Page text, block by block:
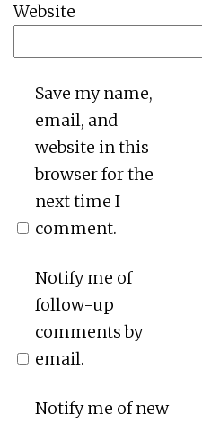
Website
Save my name,
email, and
website in this
browser for the
next time I
comment.
Notify me of
follow-up
comments by
email.
Notify me of new